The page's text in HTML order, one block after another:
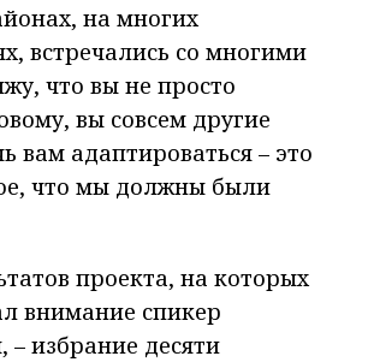
на многих
встречались со многими
что вы не просто
вы совсем другие
вам адаптироваться – это
что мы должны были
проекта, на которых
внимание спикер
– избрание десяти